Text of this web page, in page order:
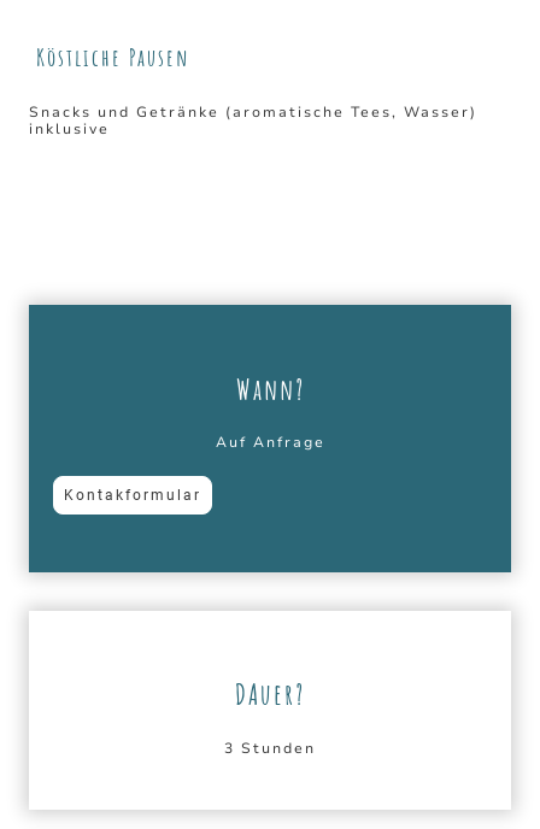
Köstliche Pausen
Snacks und Getränke (aromatische Tees, Wasser)
inklusive
Wann?
Auf Anfrage
Kontakformular
DAuer?
3 Stunden